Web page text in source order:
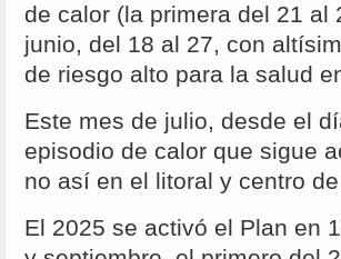
de calor (la primera del 21
junio, del 18 al 27, con
de riesgo alto para la salud
Este mes de julio, desde el
episodio de calor que sigue
no así en el litoral y centro
El 2025 se activó el Plan en